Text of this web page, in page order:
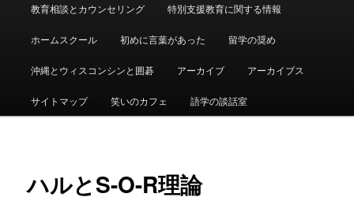
教育相談とカウンセリング 特別支援教育に関する情報
ホームスクール 初めに言葉があった 留学の奨め
沖縄とウィスコンシンと囲碁 アーカイブ アーカイブス
サイトマップ 笑いのカフェ 語学の談話室
ハルとS-O-R理論